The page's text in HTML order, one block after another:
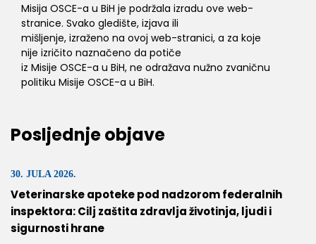
Misija OSCE-a u BiH je podržala izradu ove web-
stranice. Svako gledište, izjava ili
mišljenje, izraženo na ovoj web-stranici, a za koje
nije izričito naznačeno da potiče
iz Misije OSCE-a u BiH, ne odražava nužno zvaničnu
politiku Misije OSCE-a u BiH.
Posljednje objave
30. JULA 2026.
Veterinarske apoteke pod nadzorom federalnih
inspektora: Cilj zaštita zdravlja životinja, ljudi i
sigurnosti hrane